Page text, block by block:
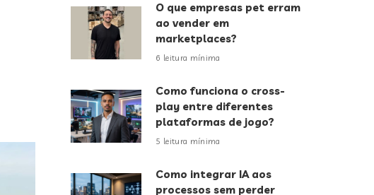
O que empresas pet erram
ao vender em
marketplaces?
6 leitura mínima
Como funciona o cross-
play entre diferentes
plataformas de jogo?
5 leitura mínima
Como integrar IA aos
processos sem perder